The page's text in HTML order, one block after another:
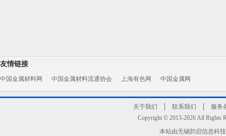
友情链接
中国金属材料网 中国金属材料流通协会 上海有色网 中国金属网
关于我们 联系我们
服务
Copyright © 2013-2026 All Rights
本站由无锡韵启信息科